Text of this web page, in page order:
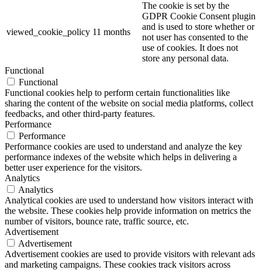
viewed_cookie_policy 11 months
The cookie is set by the
GDPR Cookie Consent plugin
and is used to store whether or
not user has consented to the
use of cookies. It does not
store any personal data.
Functional
Functional
Functional cookies help to perform certain functionalities like
sharing the content of the website on social media platforms, collect
feedbacks, and other third-party features.
Performance
Performance
Performance cookies are used to understand and analyze the key
performance indexes of the website which helps in delivering a
better user experience for the visitors.
Analytics
Analytics
Analytical cookies are used to understand how visitors interact with
the website. These cookies help provide information on metrics the
number of visitors, bounce rate, traffic source, etc.
Advertisement
Advertisement
Advertisement cookies are used to provide visitors with relevant ads
and marketing campaigns. These cookies track visitors across